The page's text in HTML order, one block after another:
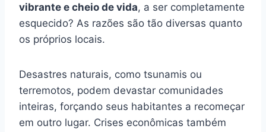
vibrante e cheio de vida, a ser completamente
esquecido? As razões são tão diversas quanto
os próprios locais.
Desastres naturais, como tsunamis ou
terremotos, podem devastar comunidades
inteiras, forçando seus habitantes a recomeçar
em outro lugar. Crises econômicas também